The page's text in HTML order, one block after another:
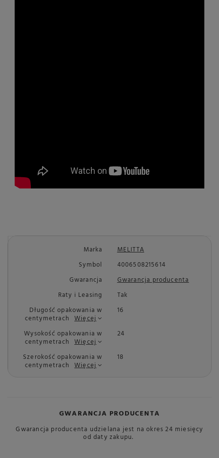
Marka
MELITTA
Symbol
4006508215614
Gwarancja
Gwarancja producenta
Raty i Leasing
Tak
Długość opakowania w
centymetrach Więcej
16
Wysokość opakowania w
centymetrach Więcej
24
Szerokość opakowania w
centymetrach Więcej
18
GWARANCJA PRODUCENTA
Gwarancja producenta udzielana jest na okres 24 miesięcy
od daty zakupu.